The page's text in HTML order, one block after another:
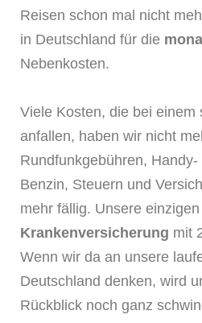
Reisen schon mal nicht
in Deutschland für die
Nebenkosten.
Viele Kosten, die bei einem
anfallen, haben wir nicht
Rundfunkgebühren,
Benzin, Steuern und
mehr fällig. Unsere einzigen
Krankenversicherung mit
Wenn wir da an unsere
Deutschland denken, wird
Rückblick noch ganz